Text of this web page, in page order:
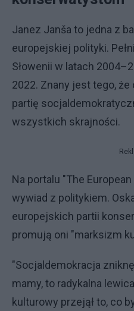
Janez Janša to jedna z
europejskiej polityki.
Słowenii w latach
2022. Znany jest tego,
partię
wszystkich skrajności.
Na portalu "The
wywiad z politykiem.
europejskich partii
promują oni "marksizm
"Socjaldemokracja
mamy, to radykalna
kulturowy przejął to, co